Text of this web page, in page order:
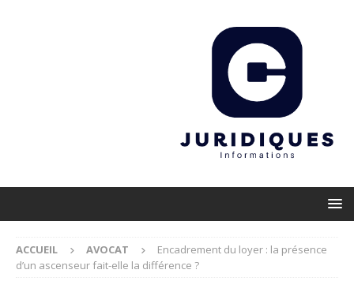
ACCUEIL AVOCAT
Encadrement du loyer : la présence
d’un ascenseur fait-elle la différence ?